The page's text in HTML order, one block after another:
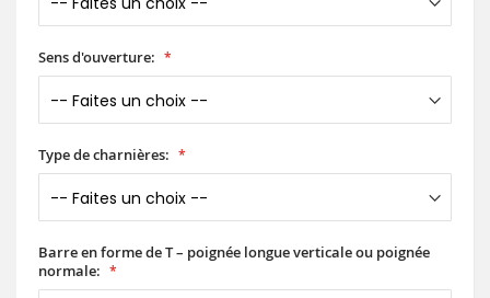
Sens d'ouverture:
Type de charnières:
Barre en forme de T – poignée longue verticale ou poignée
normale: